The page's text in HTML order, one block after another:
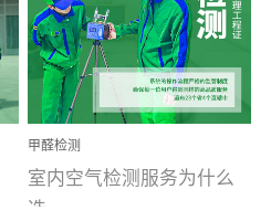
车的甲醛超标问题更为严
重。汽车的空间范围小，
配件、皮具、装饰多，这
些都是汽...
甲醛检测
室内空气检测服务为什么
选...